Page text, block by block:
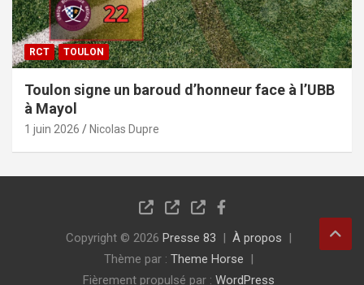
RCT TOULON
Toulon signe un baroud d’honneur face à l’UBB
à Mayol
1 juin 2026 Nicolas Dupre
Copyright © 2026 Presse 83
À propos
Thème par : Theme Horse
Fièrement propulsé par : WordPress